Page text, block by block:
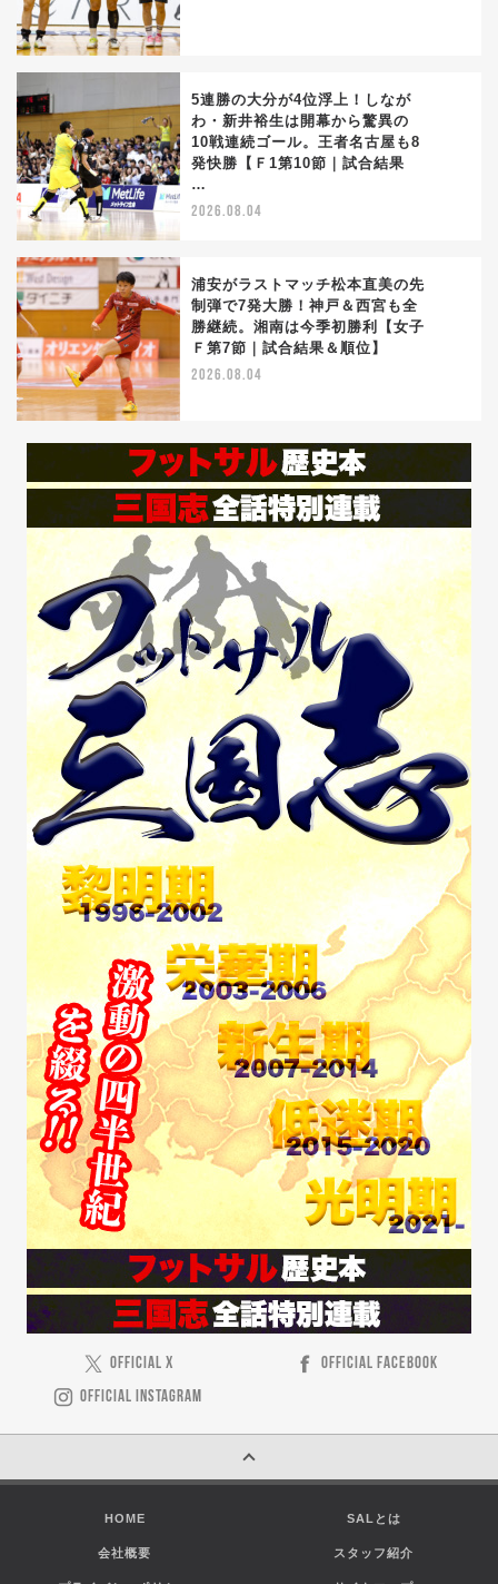
5連勝の大分が4位浮上！しなが
わ・新井裕生は開幕から驚異の
10戦連続ゴール。王者名古屋も8
発快勝【Ｆ1第10節｜試合結果
…
2026.08.04
浦安がラストマッチ松本直美の先
制弾で7発大勝！神戸＆西宮も全
勝継続。湘南は今季初勝利【女子
Ｆ第7節｜試合結果＆順位】
2026.08.04
OFFICIAL X
OFFICIAL FACEBOOK
OFFICIAL INSTAGRAM
HOME SALとは
会社概要 スタッフ紹介